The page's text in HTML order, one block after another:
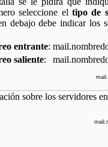
seleccione el tipo de
debajo debe indicar los
entrante:
saliente: